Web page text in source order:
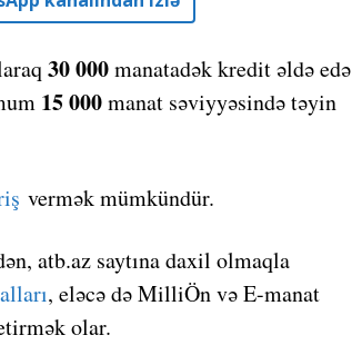
30 000manatadək kredit əldə edə
15 000manat səviyyəsində təyin
vermək mümkündür.
atb.az saytına daxil olmaqla
, eləcə də MilliÖn və E-manat
olar.